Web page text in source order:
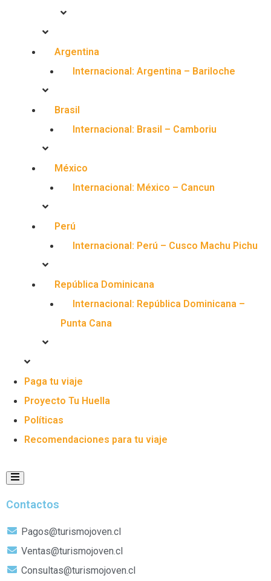
Argentina
Internacional: Argentina – Bariloche
Brasil
Internacional: Brasil – Camboriu
México
Internacional: México – Cancun
Perú
Internacional: Perú – Cusco Machu Pichu
República Dominicana
Internacional: República Dominicana –
Punta Cana
Paga tu viaje
Proyecto Tu Huella
Políticas
Recomendaciones para tu viaje
Menú conmutador Humberger
Contactos
Pagos@turismojoven.cl
Ventas@turismojoven.cl
Consultas@turismojoven.cl